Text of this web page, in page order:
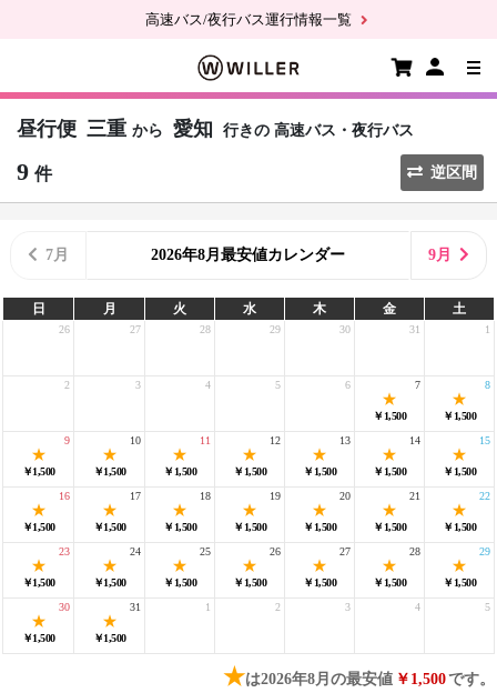
高速バス/夜行バス運行情報一覧
昼行便 三重 から 愛知 行きの 高速バス・夜行バス
9 件 逆区間
7月 2026年8月最安値カレンダー 9月
日 月 火 水 木 金 土
26 27 28 29 30 31 1
2 3 4 5 6
￥1,500
7
￥1,500
8
￥1,500
9
￥1,500
10
￥1,500
11
￥1,500
12
￥1,500
13
￥1,500
14
￥1,500
15
￥1,500
16
￥1,500
17
￥1,500
18
￥1,500
19
￥1,500
20
￥1,500
21
￥1,500
22
￥1,500
23
￥1,500
24
￥1,500
25
￥1,500
26
￥1,500
27
￥1,500
28
￥1,500
29
￥1,500
30
￥1,500
31 1 2 3 4 5
★は2026年8月の最安値 ￥1,500です。